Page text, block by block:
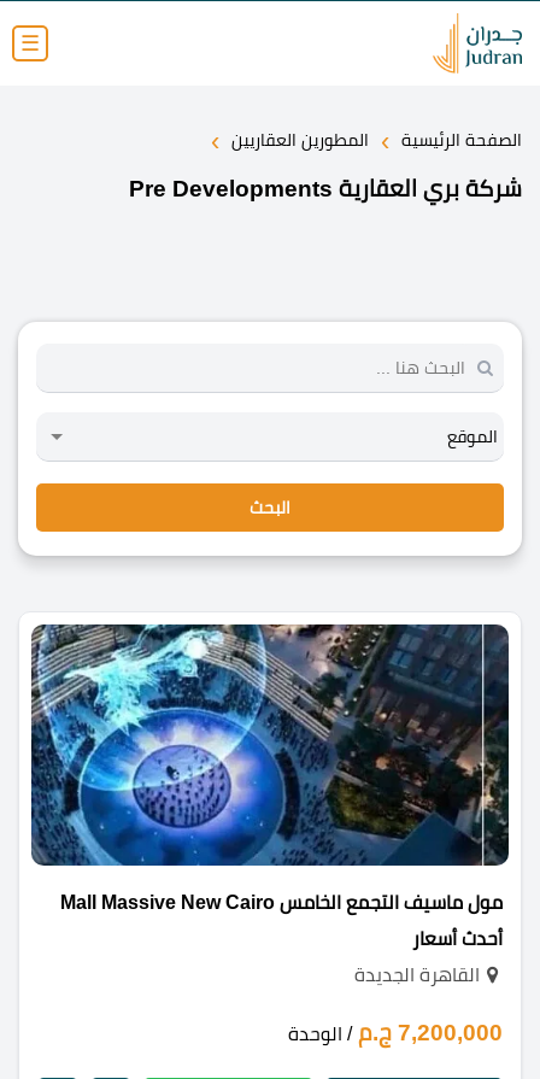
☰
الصفحة الرئيسية › المطورين العقاريين ›
شركة بري العقارية Pre Developments
البحث
مول ماسيف التجمع الخامس Mall Massive New Cairo
أحدث أسعار
القاهرة الجديدة
7,200,000 ج.م / الوحدة